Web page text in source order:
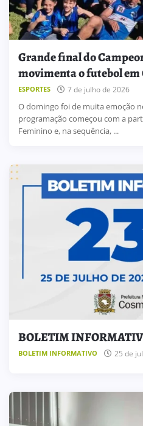
Grande final do
movimenta o futebol em
ESPORTES 7 de julho de 2026
O domingo foi de muita emoção
programação começou com a
Feminino e, na sequência, ...
BOLETIM
BOLETIM INFORMATIVO 25 de